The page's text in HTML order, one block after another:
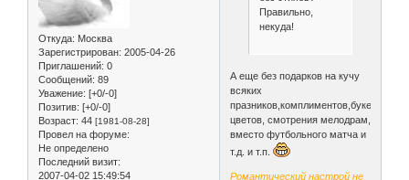
Откуда: Москва
Зарегистрирован: 2005-04-26
Приглашений: 0
Сообщений: 89
Уважение: [+0/-0]
Позитив: [+0/-0]
Возраст: 44 [1981-08-28]
Провел на форуме:
Не определено
Последний визит:
2007-04-02 15:49:54
Правильно,
некуда!
А еще без подарков на кучу
всяких
празников,комплиментов,букетов
цветов, смотрения мелодрам,
вместо футбольного матча и
т.д. и т.п.
Романтический настрой не